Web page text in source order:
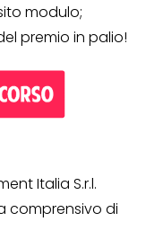
modulo;
premio in palio!
Italia S.r.l.
comprensivo di